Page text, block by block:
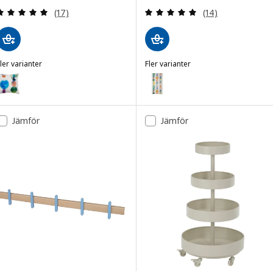
Recensera: 5 utav 5 stjärnor. Totalt antal
(17)
varianter
PS 2026IKEA PS 2026, Kuddfodral, flerfärgad, 50x50 cm
Recensera:
(14)
Fler varianter
IKEA PS 2026
Variant: IKEA PS 2026,
Jämför Jämför